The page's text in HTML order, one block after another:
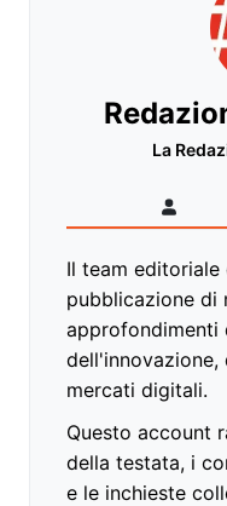
La
Il team
pubblicazione di
approfondimenti
dell'innovazione,
mercati digitali.
Questo account
della testata, i
e le inchieste